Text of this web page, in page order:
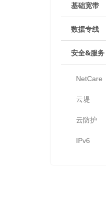
基础宽带
数据专线
安全&服务
NetCare
云堤
云防护
IPv6